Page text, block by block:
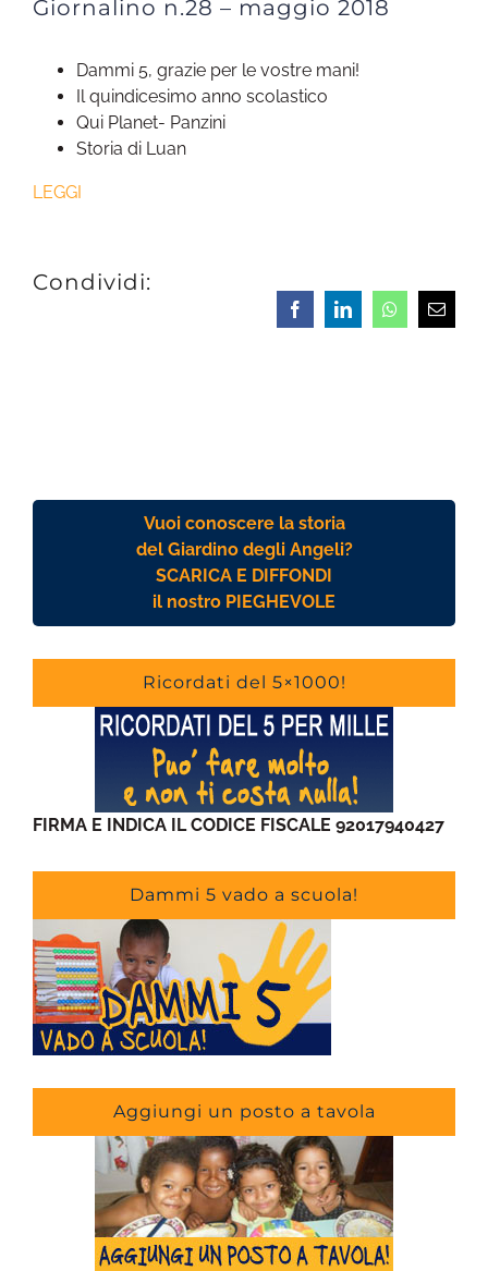
Giornalino n.28 – maggio 2018
Dammi 5, grazie per le vostre mani!
Il quindicesimo anno scolastico
Qui Planet- Panzini
Storia di Luan
LEGGI
Condividi:
FacebookLinkedInWhatsappEmail
Vuoi conoscere la storia
del Giardino degli Angeli?
SCARICA E DIFFONDI
il nostro PIEGHEVOLE
Ricordati del 5×1000!
FIRMA E INDICA IL CODICE FISCALE 92017940427
Dammi 5 vado a scuola!
Aggiungi un posto a tavola